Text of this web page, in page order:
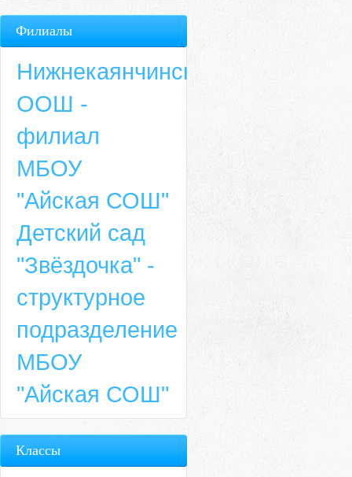
Филиалы
Нижнекаянчинская
ООШ -
филиал
МБОУ
"Айская СОШ"
Детский сад
"Звёздочка" -
структурное
подразделение
МБОУ
"Айская СОШ"
Классы